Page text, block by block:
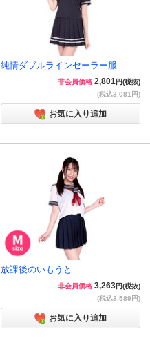
純情ダブルラインセーラー服
非会員価格 2,801円(税抜)
(税込3,081円)
お気に入り追加
放課後のいもうと
非会員価格 3,263円(税抜)
(税込3,589円)
お気に入り追加